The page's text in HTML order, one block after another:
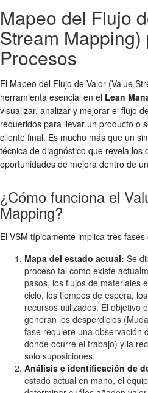
Mapeo del Flujo
Stream
Procesos
El Mapeo del Flujo de Valor (Value
herramienta esencial en el Lean
visualizar, analizar y mejorar el flujo
requeridos para llevar un producto o
cliente final. Es mucho más que un
técnica de diagnóstico que revela los
oportunidades de mejora dentro de
¿Cómo funciona el
Mapping?
El VSM típicamente implica tres fases
Mapa del estado actual: Se
proceso tal como existe
pasos, los flujos de materiales
ciclo, los tiempos de espera,
recursos utilizados. El objetivo
generan los desperdicios
fase requiere una observación
donde ocurre el trabajo) y la
solo suposiciones.
Análisis e identificación de
estado actual en mano, el